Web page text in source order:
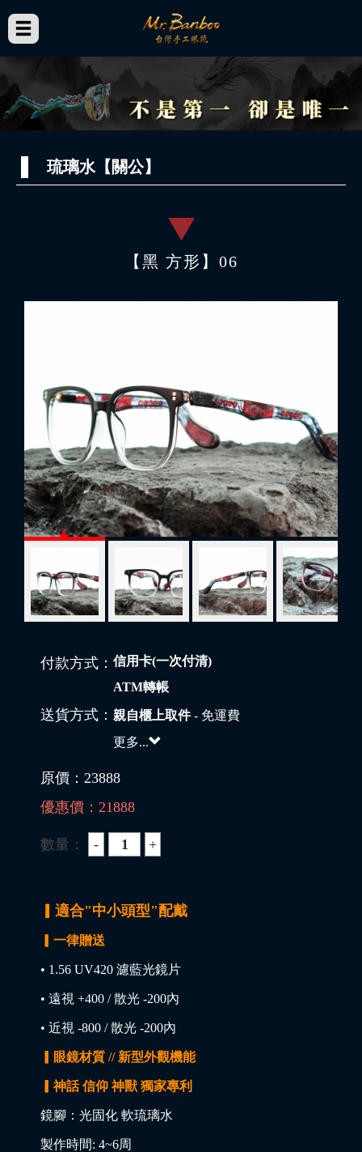
琉璃水【關公】
【黑 方形】06
付款方式： 信用卡(一次付清)
ATM轉帳
送貨方式： 親自櫃上取件- 免運費
更多...
原價： 23888
優惠價： 21888
數量：
▎適合"中小頭型"配戴
▎一律贈送
• 1.56 UV420 濾藍光鏡片
• 遠視 +400 / 散光 -200內
• 近視 -800 / 散光 -200內
▎眼鏡材質 // 新型外觀機能
▎神話 信仰 神獸 獨家專利
鏡腳：光固化 軟琉璃水
製作時間: 4~6周